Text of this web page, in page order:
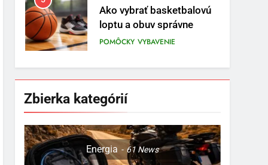
Ako vybrať basketbalovú
loptu a obuv správne
POMÔCKY VYBAVENIE
6
Ako kombinovať rôzne
tréningové pomôcky
POMÔCKY
7
Pomôcky na cvičenie
brucha
Zbierka kategórií
Energia 61 News